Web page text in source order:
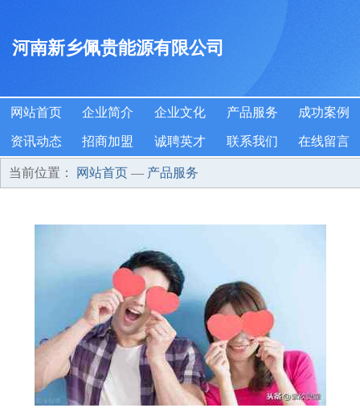
河南新乡佩贵能源有限公司
网站首页 企业简介 企业文化 产品服务 成功案例
资讯动态 招商加盟 诚聘英才 联系我们 在线留言
当前位置： 网站首页 — 产品服务